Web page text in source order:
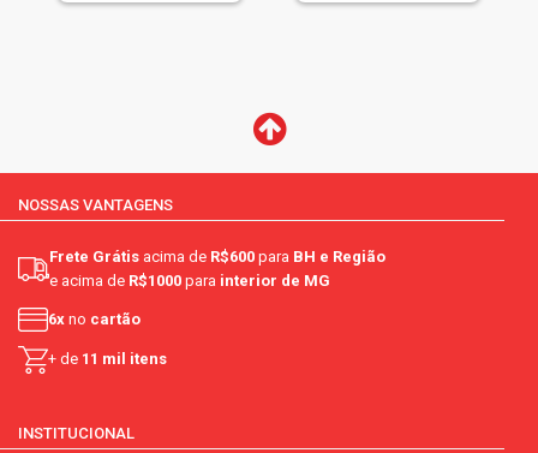
NOSSAS VANTAGENS
Frete Grátis acima de R$600 para BH e Região
e acima de R$1000 para interior de MG
6x no cartão
+ de 11 mil itens
INSTITUCIONAL